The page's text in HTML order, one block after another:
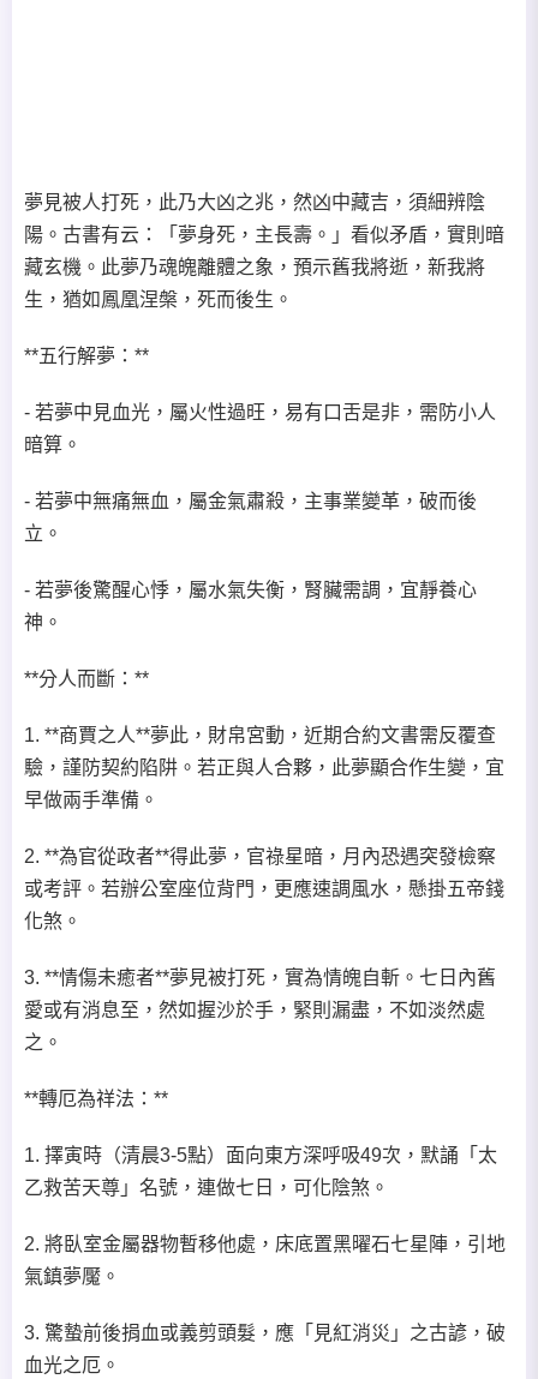
夢見被人打死，此乃大凶之兆，然凶中藏吉，須細辨陰
陽。古書有云：「夢身死，主長壽。」看似矛盾，實則暗
藏玄機。此夢乃魂魄離體之象，預示舊我將逝，新我將
生，猶如鳳凰涅槃，死而後生。
**五行解夢：**
- 若夢中見血光，屬火性過旺，易有口舌是非，需防小人
暗算。
- 若夢中無痛無血，屬金氣肅殺，主事業變革，破而後
立。
- 若夢後驚醒心悸，屬水氣失衡，腎臟需調，宜靜養心
神。
**分人而斷：**
1. **商賈之人**夢此，財帛宮動，近期合約文書需反覆查
驗，謹防契約陷阱。若正與人合夥，此夢顯合作生變，宜
早做兩手準備。
2. **為官從政者**得此夢，官祿星暗，月內恐遇突發檢察
或考評。若辦公室座位背門，更應速調風水，懸掛五帝錢
化煞。
3. **情傷未癒者**夢見被打死，實為情魄自斬。七日內舊
愛或有消息至，然如握沙於手，緊則漏盡，不如淡然處
之。
**轉厄為祥法：**
1. 擇寅時（清晨3-5點）面向東方深呼吸49次，默誦「太
乙救苦天尊」名號，連做七日，可化陰煞。
2. 將臥室金屬器物暫移他處，床底置黑曜石七星陣，引地
氣鎮夢魘。
3. 驚蟄前後捐血或義剪頭髮，應「見紅消災」之古諺，破
血光之厄。